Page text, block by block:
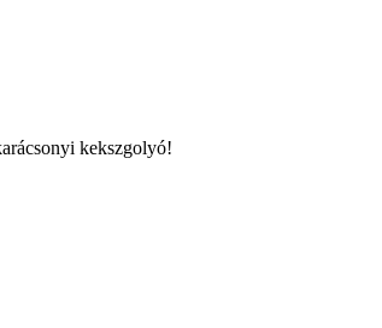
kekszgolyó!